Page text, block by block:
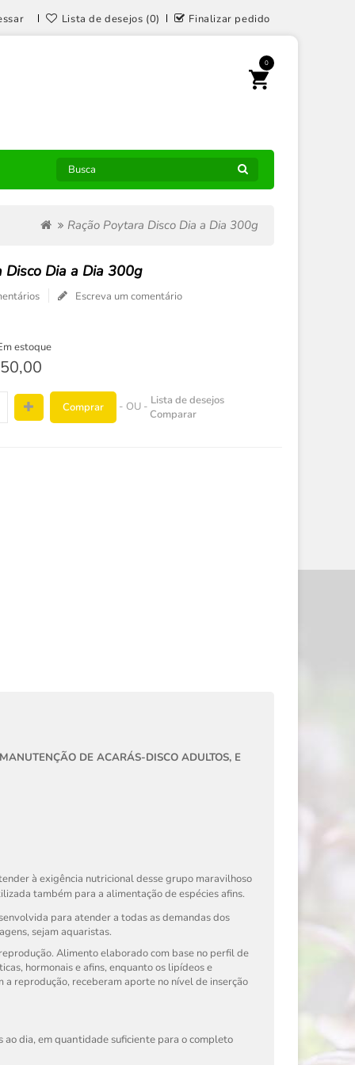
Lista de desejos (0) Finalizar pedido
0
Ração Poytara Disco Dia a Dia 300g
Disco Dia a Dia 300g
Escreva um comentário
estoque
Comprar - OU - Lista de desejos
Comparar
DE ACARÁS-DISCO ADULTOS, E
à exigência nutricional desse grupo maravilhoso
também para a alimentação de espécies afins.
para atender a todas as demandas dos
sejam aquaristas.
Alimento elaborado com base no perfil de
hormonais e afins, enquanto os lipídeos e
a reprodução, receberam aporte no nível de inserção
ao dia, em quantidade suficiente para o completo